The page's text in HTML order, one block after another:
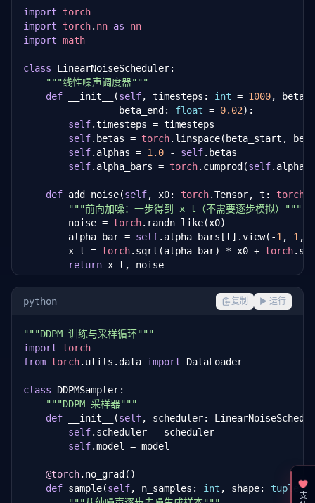
import torch
import torch. nn as
nn
import math
class LinearNoiseScheduler:
"""线性噪声调度器"""
def __init__(self, timesteps: int = 1000,
                 beta_end:
float = 0.02):
self.timesteps = timesteps
self.betas = torch.linspace(beta_start,
self.alphas = 1.0 - self.betas
self.alpha_bars = torch.cumprod(self
def add_noise(self, x0: torch.Tensor, t: torch
"""前向加噪：一步得到 x_t（不需要逐步模拟）"""
        noise =
torch.randn_like(x0)
        alpha_bar =
self.alpha_bars[t].view(-1 , 1 ,
        x_t =
torch.sqrt(alpha_bar) * x0 + torch
return x_t, noise
torch.Tensor) ->
.alpha_bars[t].view(- 1, 1, 1 ,
class SimpleUNet(nn.Module):
"""简化版 U-Net（扩散模型的去噪网络）"""
def __init__( self , in_channels: int
self.time_embed =
nn.Linear(
nn .SiLU(),
nn.Linear(base_channels *
        )
self.enc1 =
.Conv2d(in_channels,
self.enc2 = nn .Conv2d(base_channels,
python 复制 ▶ 运行
"""DDPM 训练与采样循环"""
import torch
from torch.utils.data import DataLoader
class DDPMSampler:
"""DDPM 采样器"""
def __init__(self, scheduler:
self.scheduler = scheduler
self.model = model
@torch.no_grad()
def sample(self, n_samples: int , shape: tuple ,